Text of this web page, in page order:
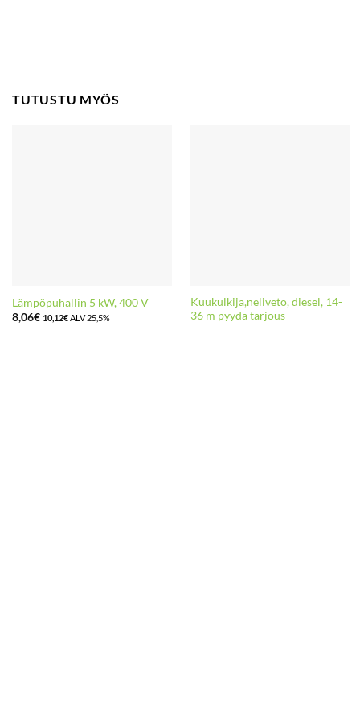
TUTUSTU MYÖS
Lämpöpuhallin 5 kW, 400 V
8,06€ 10,12€ALV 25,5%
Kuukulkija,neliveto, diesel, 14-
36 m pyydä tarjous